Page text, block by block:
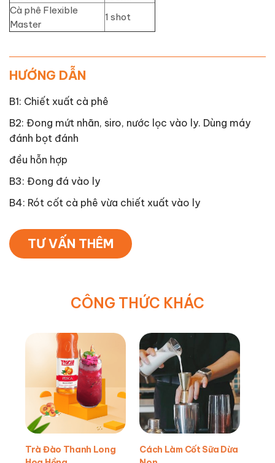
Cà phê Flexible
Master
1 shot
HƯỚNG DẪN
B1: Chiết xuất cà phê
B2: Đong mứt nhãn, siro, nước lọc vào ly. Dùng máy
đánh bọt đánh
đều hỗn hợp
B3: Đong đá vào ly
B4: Rót cốt cà phê vừa chiết xuất vào ly
TƯ VẤN THÊM
CÔNG THỨC KHÁC
Trà Đào Thanh Long
Cách Làm Cốt Sữa Dừa